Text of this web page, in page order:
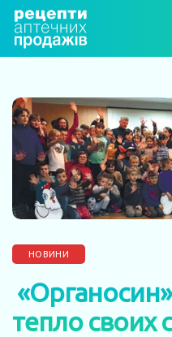
НОВИНИ
тепло своих